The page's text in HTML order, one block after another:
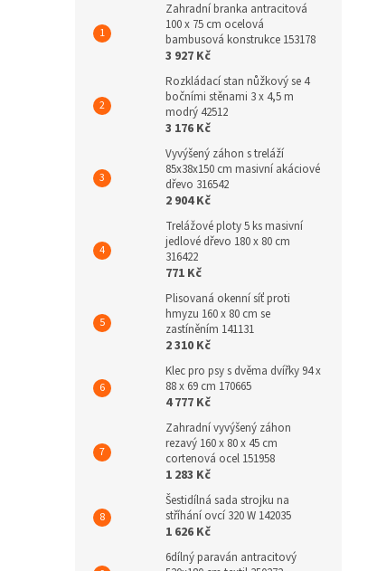
Zahradní branka antracitová
100 x 75 cm ocelová
bambusová konstrukce 153178
3 927 Kč
Rozkládací stan nůžkový se 4
bočními stěnami 3 x 4,5 m
modrý 42512
3 176 Kč
Vyvýšený záhon s treláží
85x38x150 cm masivní akáciové
dřevo 316542
2 904 Kč
Trelážové ploty 5 ks masivní
jedlové dřevo 180 x 80 cm
316422
771 Kč
Plisovaná okenní síť proti
hmyzu 160 x 80 cm se
zastíněním 141131
2 310 Kč
Klec pro psy s dvěma dvířky 94 x
88 x 69 cm 170665
4 777 Kč
Zahradní vyvýšený záhon
rezavý 160 x 80 x 45 cm
cortenová ocel 151958
1 283 Kč
Šestidílná sada strojku na
stříhání ovcí 320 W 142035
1 626 Kč
6dílný paraván antracitový